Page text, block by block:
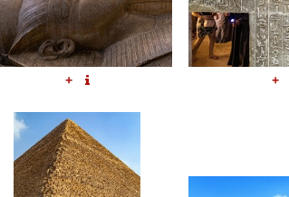
+ +